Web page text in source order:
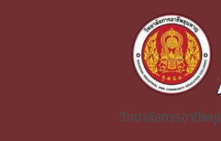
วิทยาลัยการอาชีพ